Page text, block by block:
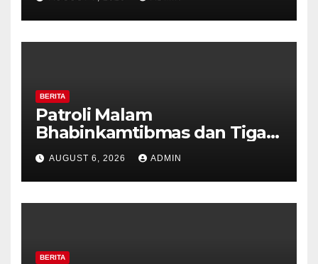
Tanda Kekerasan
BERITA
Patroli Malam
Bhabinkamtibmas dan Tiga
Pilar Kelurahan Ungaran
Perkuat Kamtibmas, Warga
Diajak Aktifkan Ronda
AUGUST 6, 2026 ADMIN
BERITA